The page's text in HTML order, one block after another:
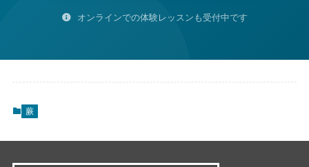
オンラインでの体験レッスンも受付中です
蕨